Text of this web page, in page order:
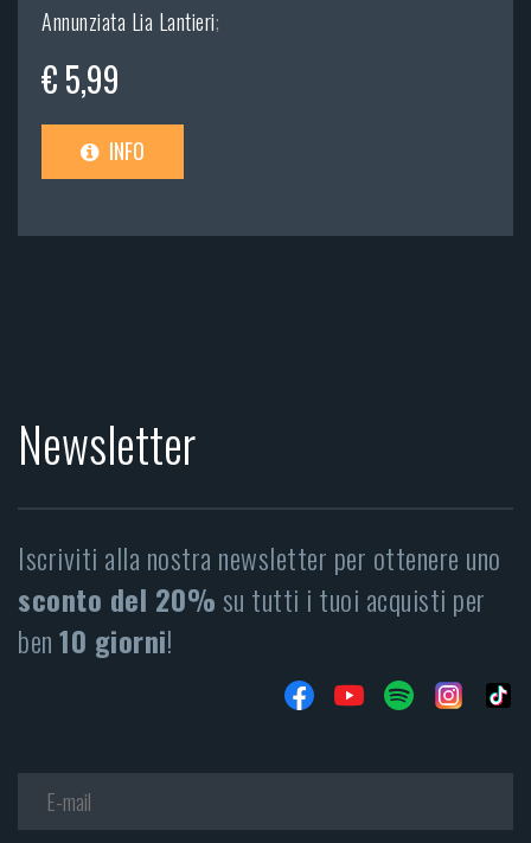
Annunziata Lia Lantieri;
€ 5,99
INFO
Newsletter
Iscriviti alla nostra newsletter per ottenere uno
sconto del 20%su tutti i tuoi acquisti per
ben10 giorni!